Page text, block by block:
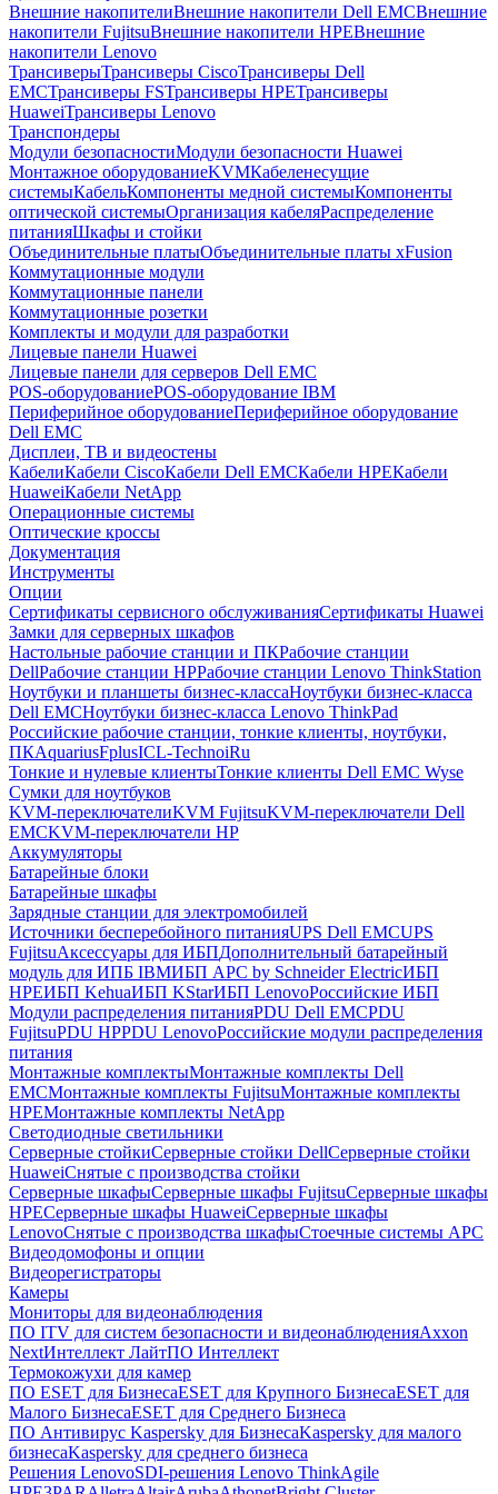
Внешние накопителиВнешние накопители Dell EMCВнешние
накопители FujitsuВнешние накопители HPEВнешние
накопители Lenovo
ТрансиверыТрансиверы CiscoТрансиверы Dell
EMCТрансиверы FSТрансиверы HPEТрансиверы
HuaweiТрансиверы Lenovo
Транспондеры
Модули безопасностиМодули безопасности Huawei
Монтажное оборудованиеKVMКабеленесущие
системыКабельКомпоненты медной системыКомпоненты
оптической системыОрганизация кабеляРаспределение
питанияШкафы и стойки
Объединительные платыОбъединительные платы xFusion
Коммутационные модули
Коммутационные панели
Коммутационные розетки
Комплекты и модули для разработки
Лицевые панели Huawei
Лицевые панели для серверов Dell EMC
POS-оборудованиеPOS-оборудование IBM
Периферийное оборудованиеПериферийное оборудование
Dell EMC
Дисплеи, ТВ и видеостены
КабелиКабели CiscoКабели Dell EMCКабели HPEКабели
HuaweiКабели NetApp
Операционные системы
Оптические кроссы
Документация
Инструменты
Опции
Сертификаты сервисного обслуживанияСертификаты Huawei
Замки для серверных шкафов
Настольные рабочие станции и ПКРабочие станции
DellРабочие станции HPРабочие станции Lenovo ThinkStation
Ноутбуки и планшеты бизнес-классаНоутбуки бизнес-класса
Dell EMCНоутбуки бизнес-класса Lenovo ThinkPad
Российские рабочие станции, тонкие клиенты, ноутбуки,
ПКAquariusFplusICL-TechnoiRu
Тонкие и нулевые клиентыТонкие клиенты Dell EMC Wyse
Сумки для ноутбуков
KVM-переключателиKVM FujitsuKVM-переключатели Dell
EMCKVM-переключатели HP
Аккумуляторы
Батарейные блоки
Батарейные шкафы
Зарядные станции для электромобилей
Источники бесперебойного питанияUPS Dell EMCUPS
FujitsuАксессуары для ИБПДополнительный батарейный
модуль для ИПБ IBMИБП APC by Schneider ElectricИБП
HPEИБП KehuaИБП KStarИБП LenovoРоссийские ИБП
Модули распределения питанияPDU Dell EMCPDU
FujitsuPDU HPPDU LenovoРоссийские модули распределения
питания
Монтажные комплектыМонтажные комплекты Dell
EMCМонтажные комплекты FujitsuМонтажные комплекты
HPEМонтажные комплекты NetApp
Светодиодные светильники
Серверные стойкиСерверные стойки DellСерверные стойки
HuaweiСнятые с производства стойки
Серверные шкафыСерверные шкафы FujitsuСерверные шкафы
HPEСерверные шкафы HuaweiСерверные шкафы
LenovoСнятые с производства шкафыСтоечные системы APC
Видеодомофоны и опции
Видеорегистраторы
Камеры
Мониторы для видеонаблюдения
ПО ITV для систем безопасности и видеонаблюденияAxxon
NextИнтеллект ЛайтПО Интеллект
Термокожухи для камер
ПО ESET для БизнесаESET для Крупного БизнесаESET для
Малого БизнесаESET для Среднего Бизнеса
ПО Антивирус Kaspersky для БизнесаKaspersky для малого
бизнесаKaspersky для среднего бизнеса
Решения LenovoSDI-решения Lenovo ThinkAgile